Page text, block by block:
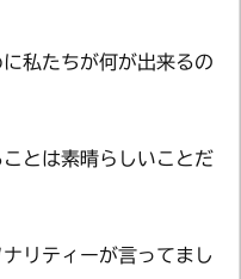
私たちが何が出来るの
とは素晴らしいことだ
リティーが言ってまし